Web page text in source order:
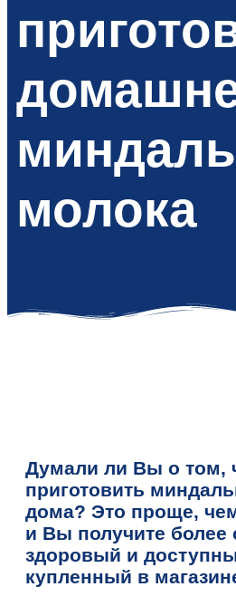
молока
Думали ли Вы о том,
приготовить
дома? Это проще,
и Вы получите более
здоровый и
купленный в